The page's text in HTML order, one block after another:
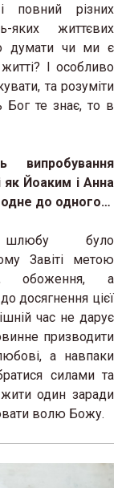
різних
яких життєвих
думати чи ми є
І особливо
та розуміти
те знає, то в
як Йоаким і Анна
одне до одного…
шлюбу було
Завіті метою
обоження, а
досягнення цієї
час не дарує
призводити
а навпаки
силами та
один заради
волю Божу.